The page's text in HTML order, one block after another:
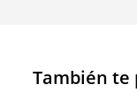
También